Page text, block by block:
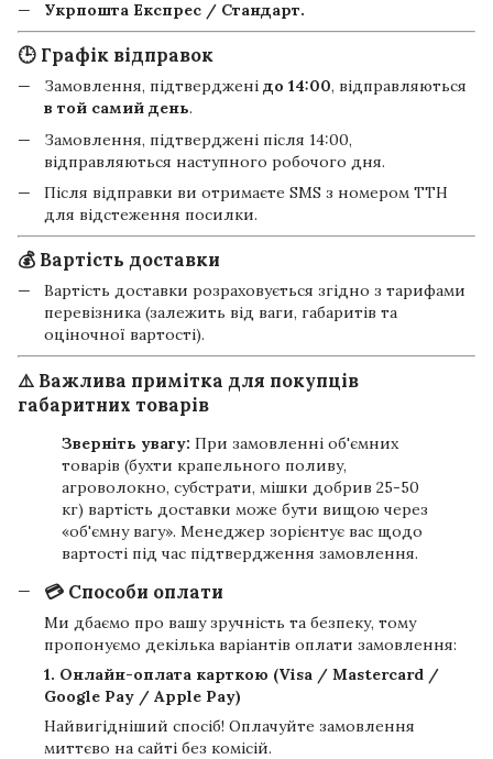
Укрпошта Експрес / Стандарт.
🕒 Графік відправок
Замовлення, підтверджені до 14:00, відправляються
в той самий день.
Замовлення, підтверджені після 14:00,
відправляються наступного робочого дня.
Після відправки ви отримаєте SMS з номером ТТН
для відстеження посилки.
💰 Вартість доставки
Вартість доставки розраховується згідно з тарифами
перевізника (залежить від ваги, габаритів та
оціночної вартості).
⚠️ Важлива примітка для покупців
габаритних товарів
Зверніть увагу: При замовленні об'ємних
товарів (бухти крапельного поливу,
агроволокно, субстрати, мішки добрив 25-50
кг) вартість доставки може бути вищою через
«об'ємну вагу». Менеджер зорієнтує вас щодо
вартості під час підтвердження замовлення.
💳 Способи оплати
Ми дбаємо про вашу зручність та безпеку, тому
пропонуємо декілька варіантів оплати замовлення:
1. Онлайн-оплата карткою (Visa / Mastercard /
Google Pay / Apple Pay)
Найвигідніший спосіб! Оплачуйте замовлення
миттєво на сайті без комісій.